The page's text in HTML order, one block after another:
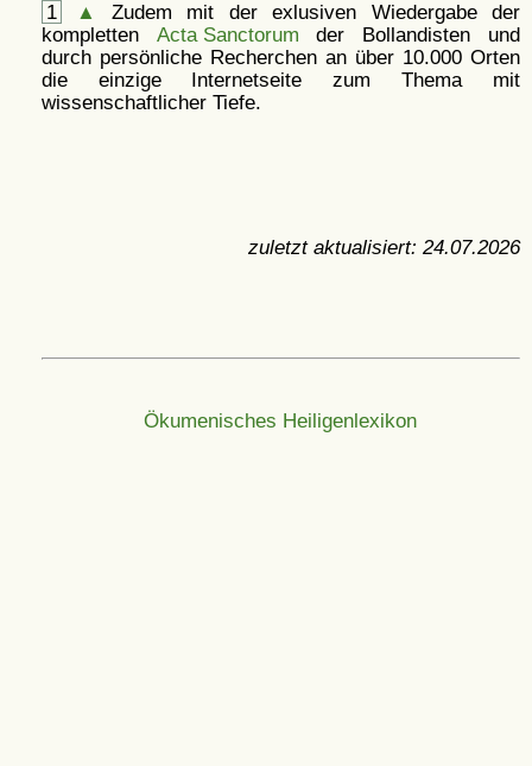
1 ▲
Zudem mit der exlusiven Wiedergabe der
kompletten Acta Sanctorum der Bollandisten und
durch persönliche Recherchen an über 10.000 Orten
die einzige Internetseite zum Thema mit
wissenschaftlicher Tiefe.
zuletzt aktualisiert: 24.07.2026
Ökumenisches Heiligenlexikon